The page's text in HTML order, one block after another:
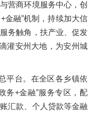
营商环境服务中心，创
金融”机制，持续加大信
务触角，扶产业、促发
灌安州大地，为安州城
平台。在全区各乡镇依
务+金融”服务专区，配
汇款、个人贷款等金融